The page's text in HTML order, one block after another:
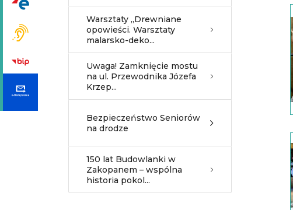
Warsztaty „Drewniane
opowieści. Warsztaty
malarsko-deko...
Uwaga! Zamknięcie mostu
na ul. Przewodnika Józefa
Krzep...
Bezpieczeństwo Seniorów
na drodze
150 lat Budowlanki w
Zakopanem – wspólna
historia pokol...